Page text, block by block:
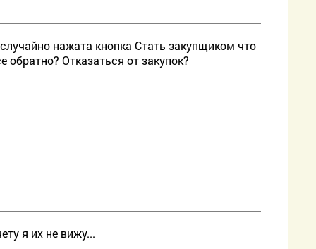
нажата кнопка Стать закупщиком что
обратно? Отказаться от закупок?
я их не вижу...